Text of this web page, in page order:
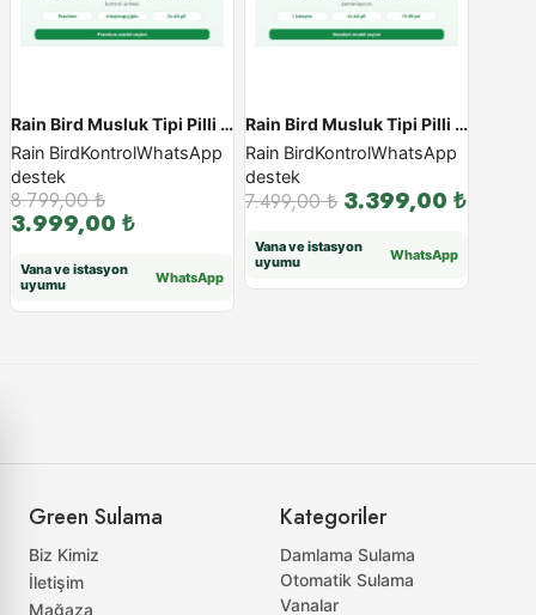
Rain Bird Musluk Tipi Pilli Kontrol Ünitesi - Premium
Rain BirdKontrolWhatsApp
destek
8.799,00₺
3.999,00 ₺
Vana ve istasyon
uyumu
WhatsApp
Rain Bird Musluk Tipi Pilli Kontrol Ünitesi - Standart
Rain BirdKontrolWhatsApp
destek
7.499,00₺ 3.399,00 ₺
Vana ve istasyon
uyumu
WhatsApp
Green Sulama
Biz Kimiz
İletişim
Mağaza
Kategoriler
Damlama Sulama
Otomatik Sulama
Vanalar